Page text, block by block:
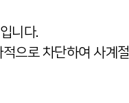
니다.
으로 차단하여 사계절